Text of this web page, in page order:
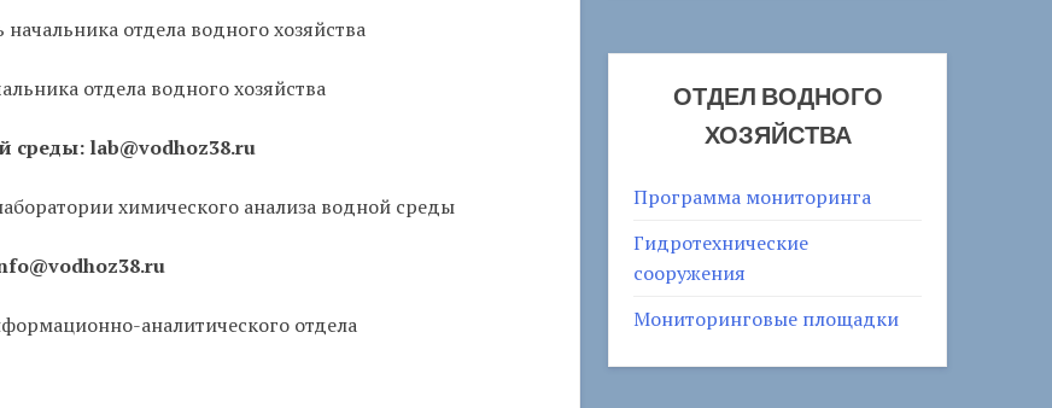
отдела водного хозяйства
отдела водного хозяйства
среды: lab@vodhoz38.ru
химического анализа водной среды
аналитического отдела
ОТДЕЛ ВОДНОГО
ХОЗЯЙСТВА
Программа мониторинга
Гидротехнические
сооружения
Мониторинговые площадки